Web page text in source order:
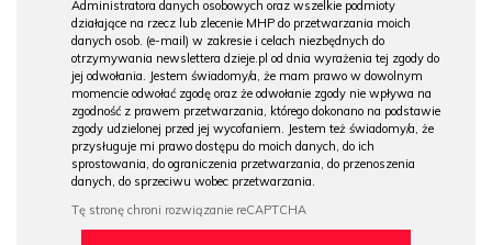
Administratora danych osobowych oraz wszelkie podmioty
działające na rzecz lub zlecenie MHP do przetwarzania moich
danych osob. (e-mail) w zakresie i celach niezbędnych do
otrzymywania newslettera dzieje.pl od dnia wyrażenia tej zgody do
jej odwołania. Jestem świadomy/a, że mam prawo w dowolnym
momencie odwołać zgodę oraz że odwołanie zgody nie wpływa na
zgodność z prawem przetwarzania, którego dokonano na podstawie
zgody udzielonej przed jej wycofaniem. Jestem też świadomy/a, że
przysługuje mi prawo dostępu do moich danych, do ich
sprostowania, do ograniczenia przetwarzania, do przenoszenia
danych, do sprzeciwu wobec przetwarzania.